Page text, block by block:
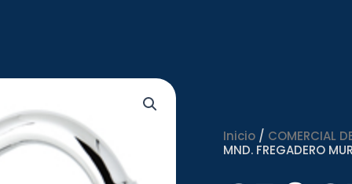
Inicio / COMERCIAL
MND. FREGADERO